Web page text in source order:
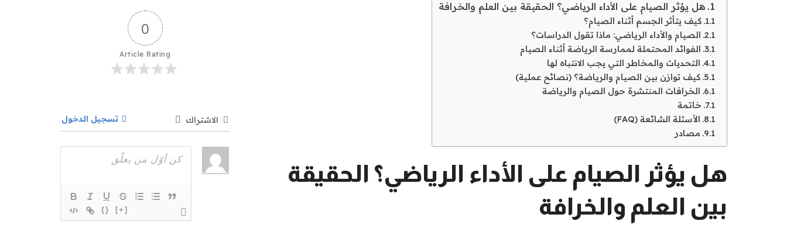
هل يؤثر الصيام على الأداء الرياضي؟ الحقيقة بين العلم والخرافة
كيف يتأثر الجسم أثناء الصيام؟
الصيام والأداء الرياضي: ماذا تقول الدراسات؟
الفوائد المحتملة لممارسة الرياضة أثناء الصيام
التحديات والمخاطر التي يجب الانتباه لها
كيف توازن بين الصيام والرياضة؟ (نصائح عملية)
الخرافات المنتشرة حول الصيام والرياضة
خاتمة
الأسئلة الشائعة (FAQ)
مصادر
هل يؤثر الصيام على الأداء الرياضي؟ الحقيقة
بين العلم والخرافة
0
Article Rating
الاشتراك تسجيل الدخول
{} [+]